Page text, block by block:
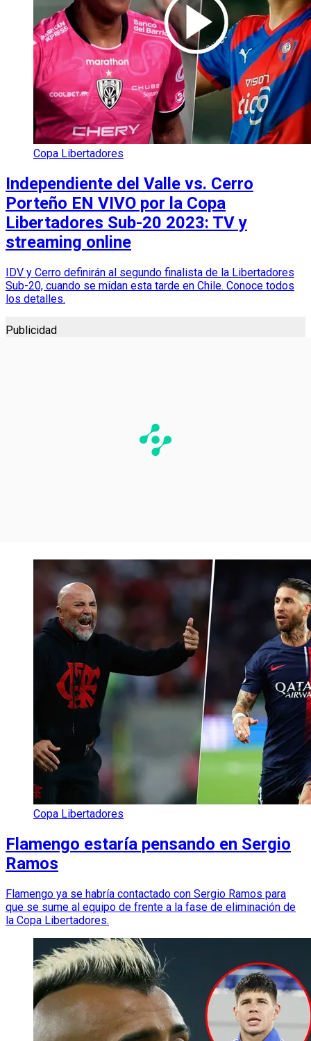
Copa Libertadores
Independiente del Valle vs. Cerro
Porteño EN VIVO por la Copa
Libertadores Sub-20 2023: TV y
streaming online
IDV y Cerro definirán al segundo finalista de la Libertadores
Sub-20, cuando se midan esta tarde en Chile. Conoce todos
los detalles.
Publicidad
Copa Libertadores
Flamengo estaría pensando en Sergio
Ramos
Flamengo ya se habría contactado con Sergio Ramos para
que se sume al equipo de frente a la fase de eliminación de
la Copa Libertadores.